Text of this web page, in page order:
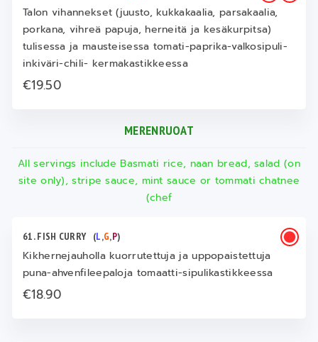
Talon vihannekset (juusto, kukkakaalia, parsakaalia,
porkana, vihreä papuja, herneitä ja kesäkurpitsa)
tulisessa ja mausteisessa tomati-paprika-valkosipuli-
inkiväri-chili- kermakastikkeessa
€19.50
MERENRUOAT
All servings include Basmati rice, naan bread, salad (on
site only), stripe sauce, mint sauce or tommati chatnee
(chef
61. FISH CURRY (L,G,P)
Kikhernejauholla kuorrutettuja ja uppopaistettuja
puna-ahvenfileepaloja tomaatti-sipulikastikkeessa
€18.90